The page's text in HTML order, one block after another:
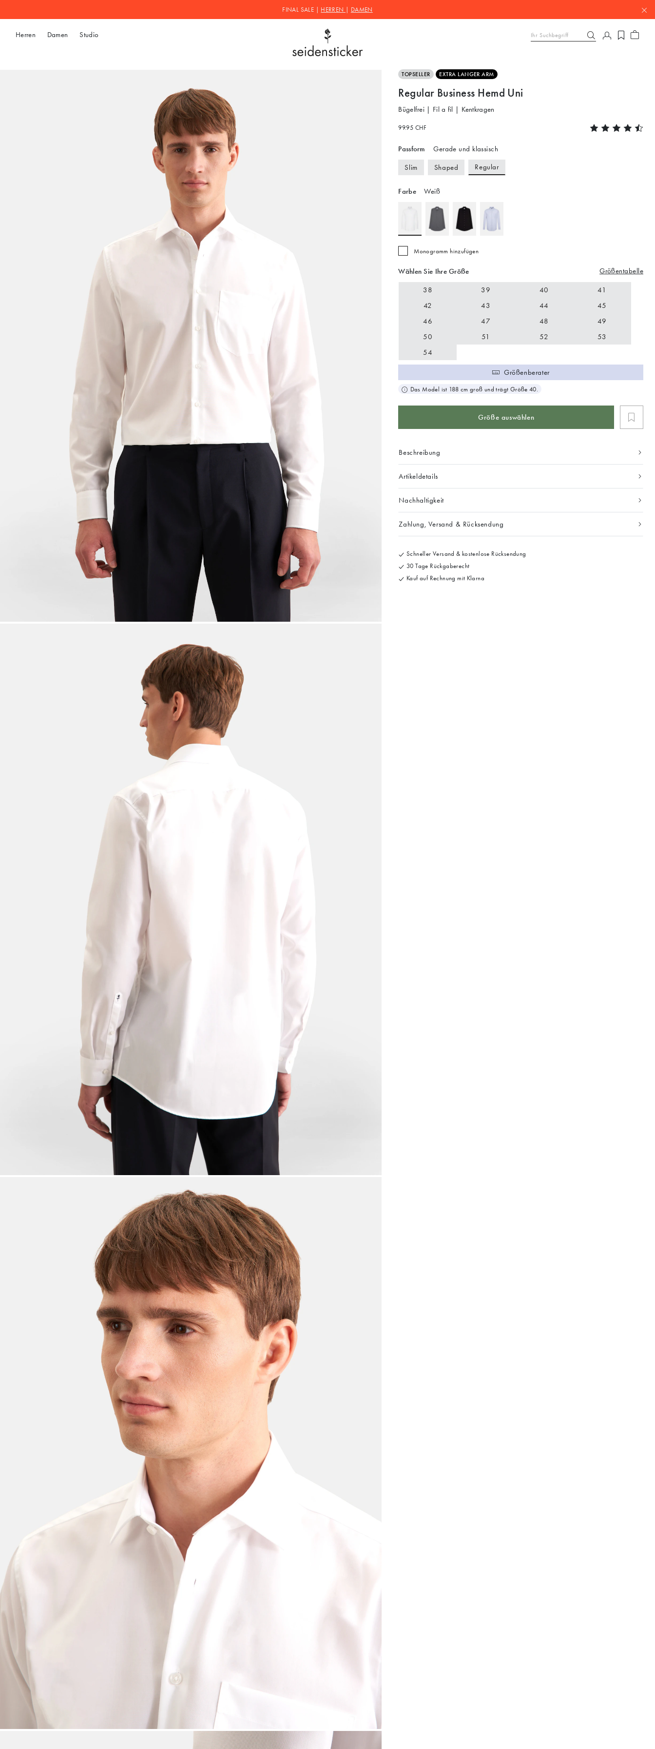
FINAL SALE | HERREN DAMEN
Herren Damen Studio
TOPSELLER EXTRA LANGER ARM
Regular Business Hemd Uni
Bügelfrei | Fil a fil | Kentkragen
99.95 CHF
Passform Gerade und klassisch
Slim Shaped Regular
Farbe Weiß
Monogramm hinzufügen
Wählen Sie Ihre Größe Größentabelle
38 39 40
41
42
43 44
45
46
47 48
49
50
51 52
53
54
Größenberater
Das Model ist 188 cm groß und trägt Größe 40.
Größe auswählen
Beschreibung
Artikeldetails
Nachhaltigkeit
Zahlung, Versand & Rücksendung
Schneller Versand & kostenlose Rücksendung
30 Tage Rückgaberecht
Kauf auf Rechnung mit Klarna